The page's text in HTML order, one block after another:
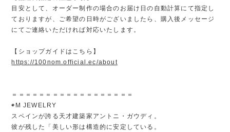
目安として、オーダー制作の場合のお届け日の自動計算にて指定し
ておりますが、ご希望の日時がございましたら、購入後メッセージ
にてご連絡いただければ対応いたします。
【ショップガイドはこちら】
https://100nom.official.ec/about
＝＝＝＝＝＝＝＝＝＝＝＝＝＝＝＝＝＝
◉M JEWELRY
スペインが誇る天才建築家アントニ・ガウディ。
彼が残した「美しい形は構造的に安定している。